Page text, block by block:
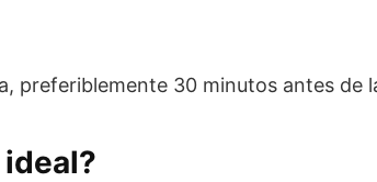
preferiblemente 30 minutos antes de